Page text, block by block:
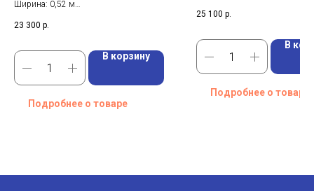
Ширина: 0,52 м
Высота: 0,4 м
23 300 р.
В корзину
Подробнее о товаре
25 100 р.
В
Подробнее о товаре